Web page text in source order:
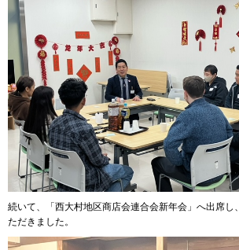
続いて、「西大村地区商店会連合会新年会」へ出席し
ただきました。